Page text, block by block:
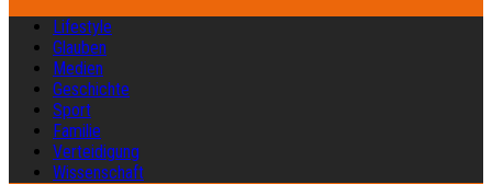
Lifestyle
Glauben
Medien
Geschichte
Sport
Familie
Verteidigung
Wissenschaft